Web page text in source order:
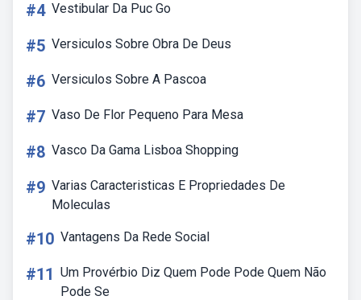
#4 Vestibular Da Puc Go
#5 Versiculos Sobre Obra De Deus
#6 Versiculos Sobre A Pascoa
#7 Vaso De Flor Pequeno Para Mesa
#8 Vasco Da Gama Lisboa Shopping
#9 Varias Caracteristicas E Propriedades De
Moleculas
#10 Vantagens Da Rede Social
#11 Um Provérbio Diz Quem Pode Pode Quem Não
Pode Se